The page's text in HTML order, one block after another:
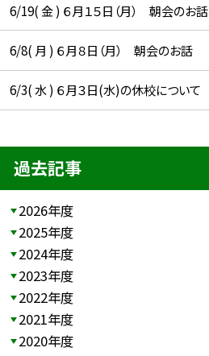
6/19( 金 ) ６月１５日（月） 朝会のお話
6/8( 月 ) ６月８日（月） 朝会のお話
6/3( 水 ) ６月３日(水)の休校について
過去記事
2026年度
2025年度
2024年度
2023年度
2022年度
2021年度
2020年度